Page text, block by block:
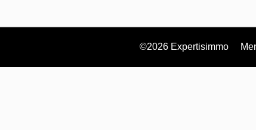
©2026 Expertisimmo